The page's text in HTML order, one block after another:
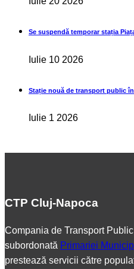
Se suspendă temporar stația
Iulie 10 2026
Stație nouă de transport public
Iulie 1 2026
CTP Cluj-Napoca
Compania de Transport
subordonată Primariei
prestează servicii către